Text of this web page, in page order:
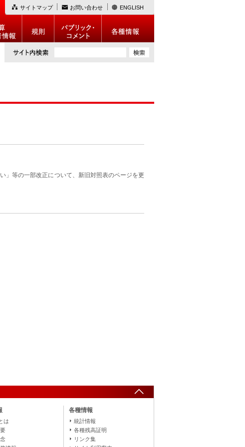
サイトマップ お問い合わせ ENGLISH
」等の一部改正について、新旧対照表のページを更
は
各種情報
統計情報
各種残高証明
リンク集